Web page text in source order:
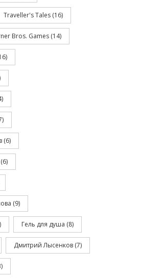
Traveller's Tales (16)
Bros. Games (14)
(6)
(6)
(9)
Гель для душа (8)
Дмитрий Лысенков (7)